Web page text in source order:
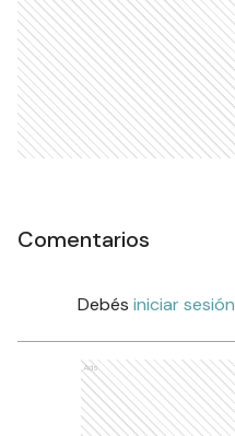
Comentarios
Debés iniciar sesión
Ads